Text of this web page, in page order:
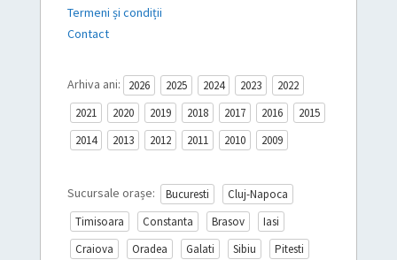
Termeni și condiții
Contact
Arhiva ani: 2026 2025 2024 2023
2022
2021
2020 2019 2018 2017 2016
2015
2014
2013 2012 2011 2010 2009
Sucursale orașe: Bucuresti
Cluj-Napoca
Timisoara
Constanta Brasov
Iasi
Craiova
Oradea Galati Sibiu Pitesti